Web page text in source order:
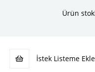
Ürün
İstek Listeme Ekle